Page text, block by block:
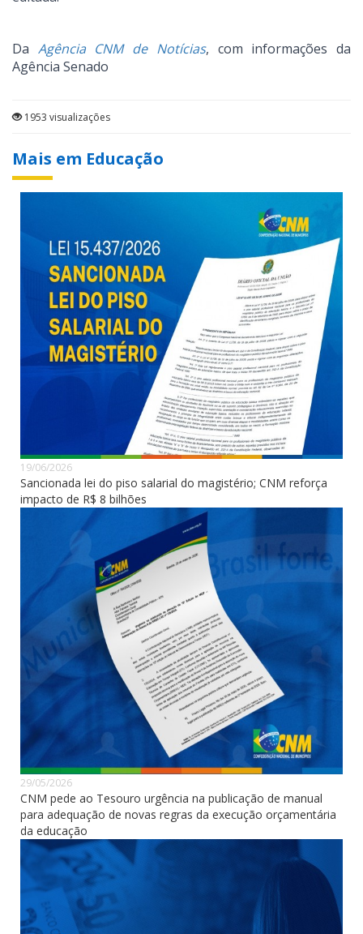
Da Agência CNM de Notícias, com informações da
Agência Senado
1953 visualizações
Mais em Educação
19/06/2026
Sancionada lei do piso salarial do magistério; CNM reforça
impacto de R$ 8 bilhões
29/05/2026
CNM pede ao Tesouro urgência na publicação de manual
para adequação de novas regras da execução orçamentária
da educação